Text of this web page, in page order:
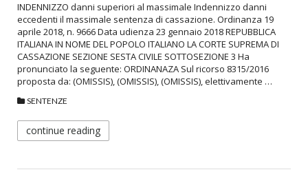
INDENNIZZO danni superiori al massimale Indennizzo danni
eccedenti il massimale sentenza di cassazione. Ordinanza 19
aprile 2018, n. 9666 Data udienza 23 gennaio 2018 REPUBBLICA
ITALIANA IN NOME DEL POPOLO ITALIANO LA CORTE SUPREMA DI
CASSAZIONE SEZIONE SESTA CIVILE SOTTOSEZIONE 3 Ha
pronunciato la seguente: ORDINANAZA Sul ricorso 8315/2016
proposta da: (OMISSIS), (OMISSIS), (OMISSIS), elettivamente …
SENTENZE
continue reading